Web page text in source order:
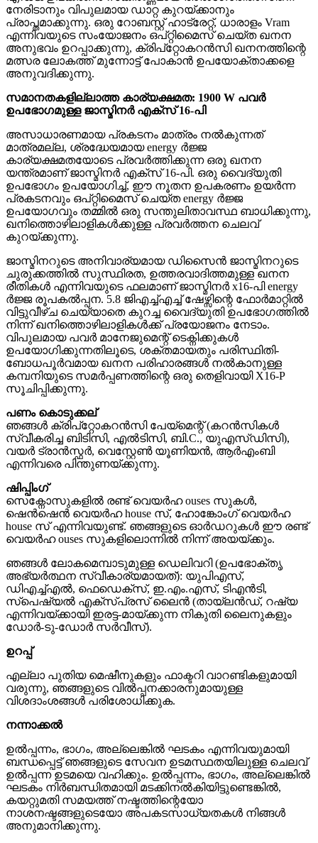
നേരിടാനും വിപുലമായ ഡാറ്റ കുറയ്ക്കാനും
പ്രാപ്തമാക്കുന്നു. ഒരു റോബസ്റ്റ് ഹാട്രേറ്റ്, ധാരാളം Vram
എന്നിവയുടെ സംയോജനം ഒപ്റ്റിമൈസ് ചെയ്ത ഖനന
അനുഭവം ഉറപ്പാക്കുന്നു, ക്രിപ്റ്റോകറൻസി ഖനനത്തിന്റെ
മത്സര ലോകത്ത് മുന്നോട്ട് പോകാൻ ഉപയോക്താക്കളെ
അനുവദിക്കുന്നു.
സമാനതകളില്ലാത്ത കാര്യക്ഷമത: 1900 W പവർ
ഉപഭോഗമുള്ള ജാസ്മിനർ എക്സ് 16-പി
അസാധാരണമായ പ്രകടനം മാത്രം നൽകുന്നത്
മാത്രമല്ല, ശ്രദ്ധേയമായ energy ർജ്ജ
കാര്യക്ഷമതയോടെ പ്രവർത്തിക്കുന്ന ഒരു ഖനന
യന്ത്രമാണ് ജാസ്മിനർ എക്സ് 16-പി. ഒരു വൈദ്യുതി
ഉപഭോഗം ഉപയോഗിച്ച്, ഈ നൂതന ഉപകരണം ഉയർന്ന
പ്രകടനവും ഒപ്റ്റിമൈസ് ചെയ്ത energy ർജ്ജ
ഉപയോഗവും തമ്മിൽ ഒരു സന്തുലിതാവസ്ഥ ബാധിക്കുന്നു,
ഖനിത്തൊഴിലാളികൾക്കുള്ള പ്രവർത്തന ചെലവ്
കുറയ്ക്കുന്നു.
ജാസ്മിനറുടെ അനിവാര്യമായ ഡിസൈൻ ജാസ്മിനറുടെ
ചുരുക്കത്തിൽ സുസ്ഥിരത, ഉത്തരവാദിത്തമുള്ള ഖനന
രീതികൾ എന്നിവയുടെ ഫലമാണ് ജാസ്മിനർ x16-പി energy
ർജ്ജ രൂപകൽപ്പന. 5.8 ജിഎച്ച്എച്ച് ഷേഴ്സിന്റെ ഫോർമാറ്റിൽ
വിട്ടുവീഴ്ച ചെയ്യാതെ കുറച്ച വൈദ്യുതി ഉപഭോഗത്തിൽ
നിന്ന് ഖനിത്തൊഴിലാളികൾക്ക് പ്രയോജനം നേടാം.
വിപുലമായ പവർ മാനേജുമെന്റ് ടെക്നിക്കുകൾ
ഉപയോഗിക്കുന്നതിലൂടെ, ശക്തമായതും പരിസ്ഥിതി-
ബോധപൂർവമായ ഖനന പരിഹാരങ്ങൾ നൽകാനുള്ള
കമ്പനിയുടെ സമർപ്പണത്തിന്റെ ഒരു തെളിവായി X16-P
സൂചിപ്പിക്കുന്നു.
പണം കൊടുക്കല്
ഞങ്ങൾ ക്രിപ്റ്റോകറൻസി പേയ്മെന്റ് (കറൻസികൾ
സ്വീകരിച്ച ബിടിസി, എൽടിസി, ബി.C., ​​യുഎസ്ഡിസി),
വയർ ട്രാൻസ്ഫർ, വെസ്റ്റേൺ യൂണിയൻ, ആർഎംബി
എന്നിവരെ പിന്തുണയ്ക്കുന്നു.
ഷിപ്പിംഗ്
സെക്നോസുകളിൽ രണ്ട് വെയർഹ ouses സുകൾ,
ഷെൻഷെൻ വെയർഹ house സ്, ഹോങ്കോംഗ് വെയർഹ
house സ് എന്നിവയുണ്ട്. ഞങ്ങളുടെ ഓർഡറുകൾ ഈ രണ്ട്
വെയർഹ ouses സുകളിലൊന്നിൽ നിന്ന് അയയ്ക്കും.
ഞങ്ങൾ ലോകമെമ്പാടുമുള്ള ഡെലിവറി (ഉപഭോക്തൃ
അഭ്യർത്ഥന സ്വീകാര്യമായത്): യുപിഎസ്,
ഡിഎച്ച്എൽ, ഫെഡെക്സ്, ഇ.എം.എസ്, ടിഎൻടി,
സ്പെഷ്യൽ എക്സ്പ്രസ് ലൈൻ (തായ്ലൻഡ്, റഷ്യ
എന്നിവയ്ക്കായി ഇരട്ട-മായ്ക്കുന്ന നികുതി ലൈനുകളും
ഡോർ-ടു-ഡോർ സർവീസ്).
ഉറപ്പ്
എല്ലാ പുതിയ മെഷീനുകളും ഫാക്ടറി വാറണ്ടികളുമായി
വരുന്നു, ഞങ്ങളുടെ വിൽപ്പനക്കാരനുമായുള്ള
വിശദാംശങ്ങൾ പരിശോധിക്കുക.
നന്നാക്കൽ
ഉൽപ്പന്നം, ഭാഗം, അല്ലെങ്കിൽ ഘടകം എന്നിവയുമായി
ബന്ധപ്പെട്ട് ഞങ്ങളുടെ സേവന ഉടമസ്ഥതയിലുള്ള ചെലവ്
ഉൽപ്പന്ന ഉടമയെ വഹിക്കും. ഉൽപ്പന്നം, ഭാഗം, അല്ലെങ്കിൽ
ഘടകം നിർബന്ധിതമായി മടക്കിനൽകിയിട്ടുണ്ടെങ്കിൽ,
കയറ്റുമതി സമയത്ത് നഷ്ടത്തിന്റെയോ
നാശനഷ്ടങ്ങളുടെയോ അപകടസാധ്യതകൾ നിങ്ങൾ
അനുമാനിക്കുന്നു.